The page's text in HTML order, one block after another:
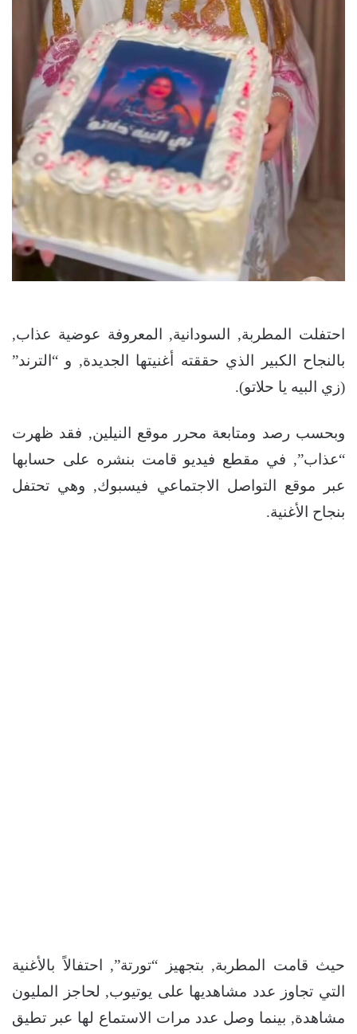
احتفلت المطربة, السودانية, المعروفة عوضية عذاب,
بالنجاح الكبير الذي حققته أغنيتها الجديدة, و “الترند”
(زي البيه يا حلاتو).
وبحسب رصد ومتابعة محرر موقع النيلين, فقد ظهرت
“عذاب”, في مقطع فيديو قامت بنشره على حسابها
عبر موقع التواصل الاجتماعي فيسبوك, وهي تحتفل
بنجاح الأغنية.
حيث قامت المطربة, بتجهيز “تورتة”, احتفالاً بالأغنية
التي تجاوز عدد مشاهديها على يوتيوب, لحاجز المليون
مشاهدة, بينما وصل عدد مرات الاستماع لها عبر تطيق